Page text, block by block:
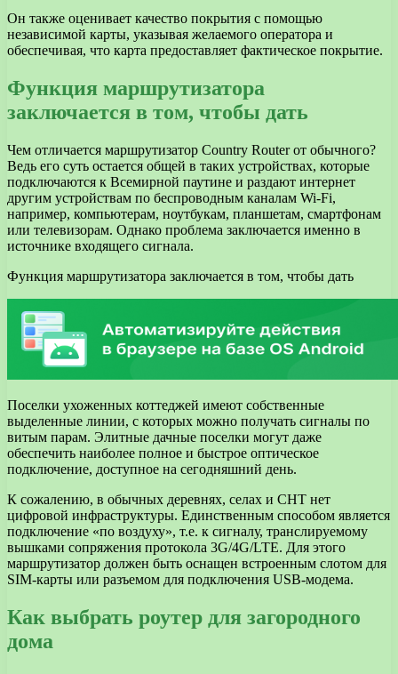
Он также оценивает качество покрытия с помощью
независимой карты, указывая желаемого оператора и
обеспечивая, что карта предоставляет фактическое покрытие.
Функция маршрутизатора
заключается в том, чтобы дать
Чем отличается маршрутизатор Country Router от обычного?
Ведь его суть остается общей в таких устройствах, которые
подключаются к Всемирной паутине и раздают интернет
другим устройствам по беспроводным каналам Wi-Fi,
например, компьютерам, ноутбукам, планшетам, смартфонам
или телевизорам. Однако проблема заключается именно в
источнике входящего сигнала.
Функция маршрутизатора заключается в том, чтобы дать
Поселки ухоженных коттеджей имеют собственные
выделенные линии, с которых можно получать сигналы по
витым парам. Элитные дачные поселки могут даже
обеспечить наиболее полное и быстрое оптическое
подключение, доступное на сегодняшний день.
К сожалению, в обычных деревнях, селах и СНТ нет
цифровой инфраструктуры. Единственным способом является
подключение «по воздуху», т.е. к сигналу, транслируемому
вышками сопряжения протокола 3G/4G/LTE. Для этого
маршрутизатор должен быть оснащен встроенным слотом для
SIM-карты или разъемом для подключения USB-модема.
Как выбрать роутер для загородного
дома